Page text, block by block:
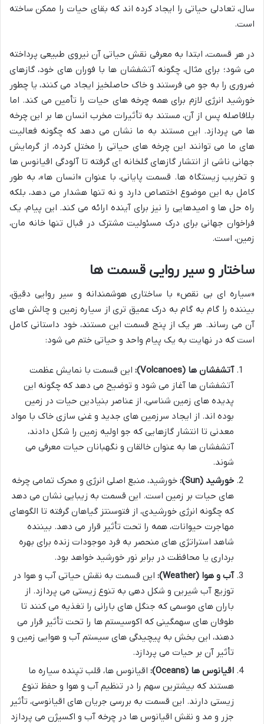
سال، تعادلی حیاتی را ایجاد کرده اند که بقای حیات را ممکن ساخته
است.
در هر قسمت، ابتدا به معرفی نقش حیاتی آن نیروی طبیعی پرداخته
می شود؛ برای مثال، چگونه آتشفشان ها با فوران های خود، گازهای
ضروری را به جو می فرستند و خاک حاصلخیز ایجاد می کنند، یا چطور
خورشید انرژی لازم برای همه چرخه های حیات را تأمین می کند. اما
بلافاصله پس از آن، مستند به تأثیرات مخرب انسان ها بر این چرخه
ها می پردازد. این مستند به ما نشان می دهد که چگونه فعالیت
های ما می توانند این چرخه های حیاتی را مختل کرده، از گرمایش
جهانی ناشی از انتشار گازهای گلخانه ای گرفته تا آلودگی اقیانوس ها
و تخریب زیستگاه ها. قسمت پایانی، با عنوان «انسان ها»، به طور
کامل به این موضوع اختصاص دارد و نه تنها هشدار می دهد، بلکه
راه حل ها و امیدهایی را نیز برای آینده ارائه می کند. این پیام، یک
فراخوان جهانی برای درک مسئولیت مشترک در قبال تنها خانه مان،
زمین، است.
ساختار و سیر روایی قسمت ها
«سیاره ای بی نقص» با ساختاری هوشمندانه و سیر روایی دقیق،
بیننده را گام به گام به درک عمیق تری از سیاره زمین و چالش های
آن می رساند. هر یک از پنج قسمت این مستند، خود داستانی کامل
است که در نهایت به یک پیام واحد و حیاتی ختم می شود:
آتشفشان ها (Volcanoes):
این قسمت با نمایش عظمت
آتشفشان ها آغاز می شود و توضیح می دهد که چگونه این
پدیده های زمین شناسی، از عناصر بنیادین حیات در زمین
بوده اند. از ایجاد سرزمین های جدید و غنی سازی خاک با مواد
معدنی تا انتشار گازهایی که جو اولیه زمین را شکل دادند،
آتشفشان ها به عنوان خالقان و نگهبانان حیات معرفی می
شوند.
خورشید (Sun):
خورشید، منبع اصلی انرژی و محرک تمامی چرخه
های حیات بر زمین است. این قسمت به زیبایی نشان می دهد
که چگونه انرژی خورشیدی، از فتوسنتز گیاهان گرفته تا الگوهای
مهاجرت حیوانات، همه را تحت تأثیر قرار می دهد. بیننده
شاهد استراتژی های منحصر به فرد موجودات زنده برای بهره
برداری یا محافظت در برابر نور خورشید خواهد بود.
آب و هوا (Weather):
این قسمت به نقش حیاتی آب و هوا در
توزیع آب شیرین و شکل دهی به تنوع زیستی می پردازد. از
باران های موسمی که جنگل های بارانی را تغذیه می کنند تا
طوفان های سهمگینی که اکوسیستم ها را تحت تأثیر قرار می
دهند، این بخش به پیچیدگی های سیستم آب و هوایی زمین و
تأثیر آن بر حیات می پردازد.
اقیانوس ها (Oceans):
اقیانوس ها، قلب تپنده سیاره ما
هستند که بیشترین سهم را در تنظیم آب و هوا و حفظ تنوع
زیستی دارند. این قسمت به بررسی جریان های اقیانوسی، تأثیر
جزر و مد و نقش اقیانوس ها در چرخه آب و اکسیژن می پردازد